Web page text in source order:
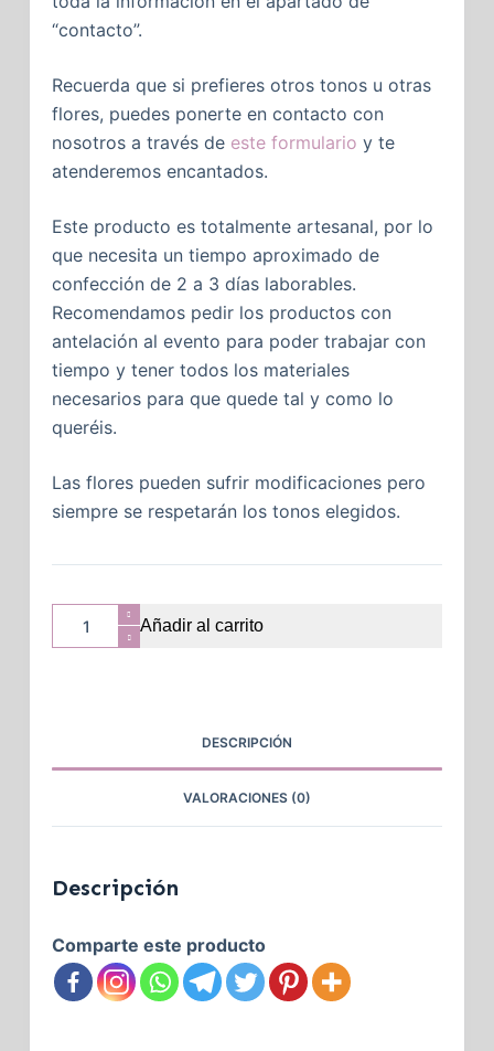
“contacto”.
Recuerda que si prefieres otros tonos u otras
flores, puedes ponerte en contacto con
nosotros a través de este formulario y te
atenderemos encantados.
Este producto es totalmente artesanal, por lo
que necesita un tiempo aproximado de
confección de 2 a 3 días laborables.
Recomendamos pedir los productos con
antelación al evento para poder trabajar con
tiempo y tener todos los materiales
necesarios para que quede tal y como lo
queréis.
Las flores pueden sufrir modificaciones pero
siempre se respetarán los tonos elegidos.
Añadir al carrito
DESCRIPCIÓN
VALORACIONES (0)
Descripción
Comparte este producto